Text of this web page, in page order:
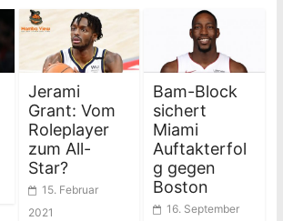
Jerami
Grant: Vom
Roleplayer
zum All-
Star?
15. Februar
2021
Bam-Block
sichert
Miami
Auftakterfol
g gegen
Boston
16. September